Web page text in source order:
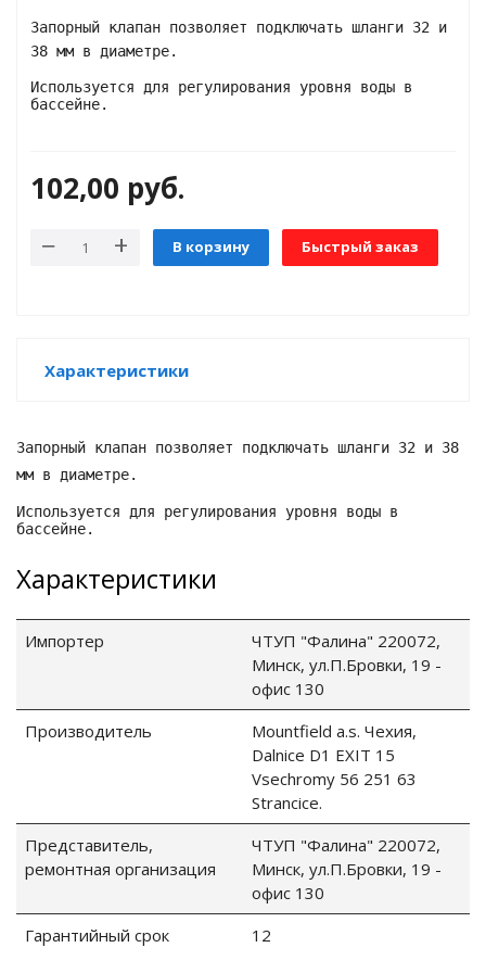
от грозовых
батареи
систем
отопления
питания
котла
Запорный клапан позволяет подключать шланги 32 и
38 мм в диаметре.
Используется для регулирования уровня воды в
бассейне.
102,00 руб.
В корзину Быстрый заказ
Характеристики
Запорный клапан позволяет подключать шланги 32 и 38
мм в диаметре.
Используется для регулирования уровня воды в
бассейне.
Характеристики
Импортер
ЧТУП "Фалина" 220072,
Минск, ул.П.Бровки, 19 -
офис 130
Производитель
Mountfield a.s. Чехия,
Dalnice D1 EXIT 15
Vsechromy 56 251 63
Stranсice.
Представитель,
ремонтная организация
ЧТУП "Фалина" 220072,
Минск, ул.П.Бровки, 19 -
офис 130
Гарантийный срок
12